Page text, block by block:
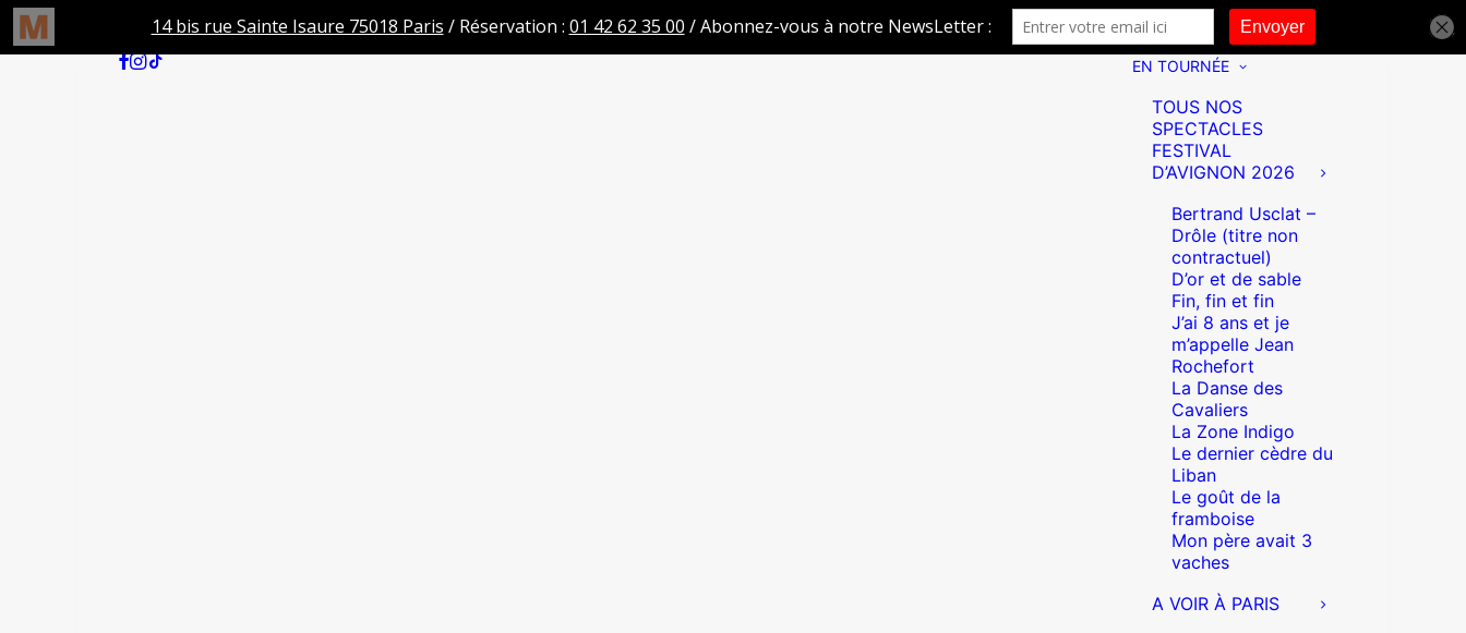
EN TOURNÉE
TOUS NOS
SPECTACLES
FESTIVAL
D’AVIGNON 2026
Bertrand Usclat –
Drôle (titre non
contractuel)
D’or et de sable
Fin, fin et fin
J’ai 8 ans et je
m’appelle Jean
Rochefort
La Danse des
Cavaliers
La Zone Indigo
Le dernier cèdre du
Liban
Le goût de la
framboise
Mon père avait 3
vaches
A VOIR À PARIS